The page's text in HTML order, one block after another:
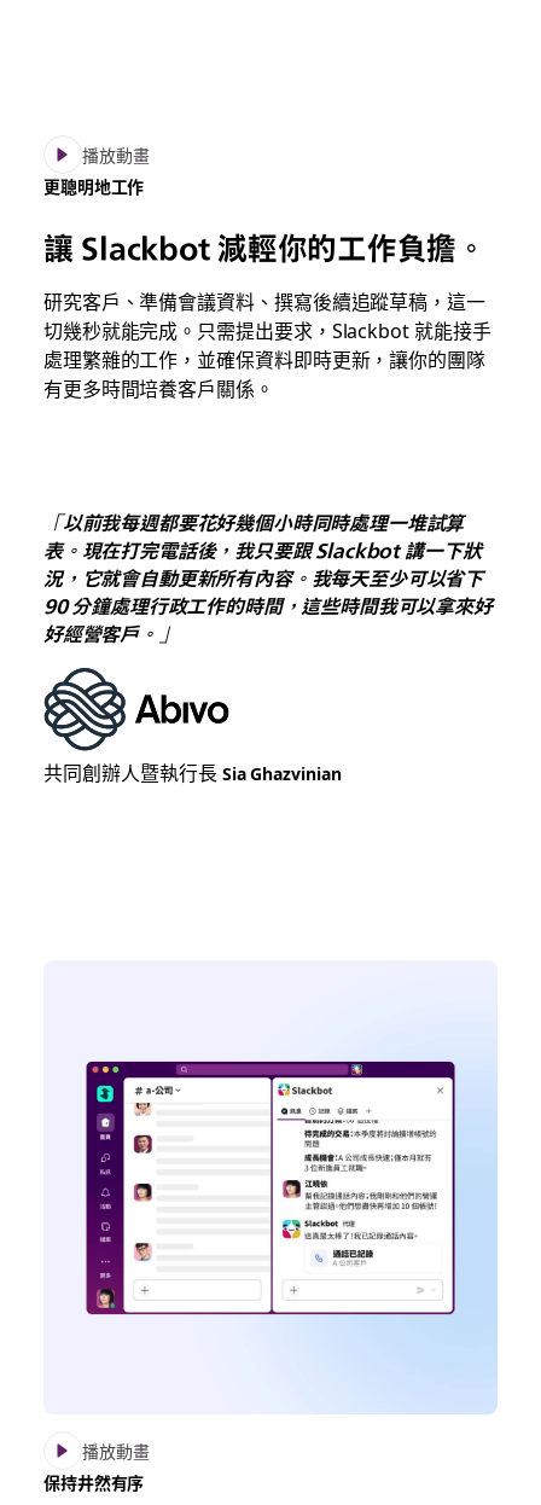
播放動畫
更聰明地工作
讓 Slackbot 減輕你的工作負擔。
研究客戶、準備會議資料、撰寫後續追蹤草稿，這一
切幾秒就能完成。只需提出要求，Slackbot 就能接手
處理繁雜的工作，並確保資料即時更新，讓你的團隊
有更多時間培養客戶關係。
「以前我每週都要花好幾個小時同時處理一堆試算
表。現在打完電話後，我只要跟 Slackbot 講一下狀
況，它就會自動更新所有內容。我每天至少可以省下
90 分鐘處理行政工作的時間，這些時間我可以拿來好
好經營客戶。」
共同創辦人暨執行長Sia Ghazvinian
播放動畫
保持井然有序